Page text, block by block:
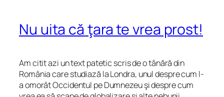
Nu uita că ţara te vrea prost!
Am citit azi un text patetic scris de o tânără din
România care studiază la Londra, unul despre cum l-
a omorât Occidentul pe Dumnezeu şi despre cum